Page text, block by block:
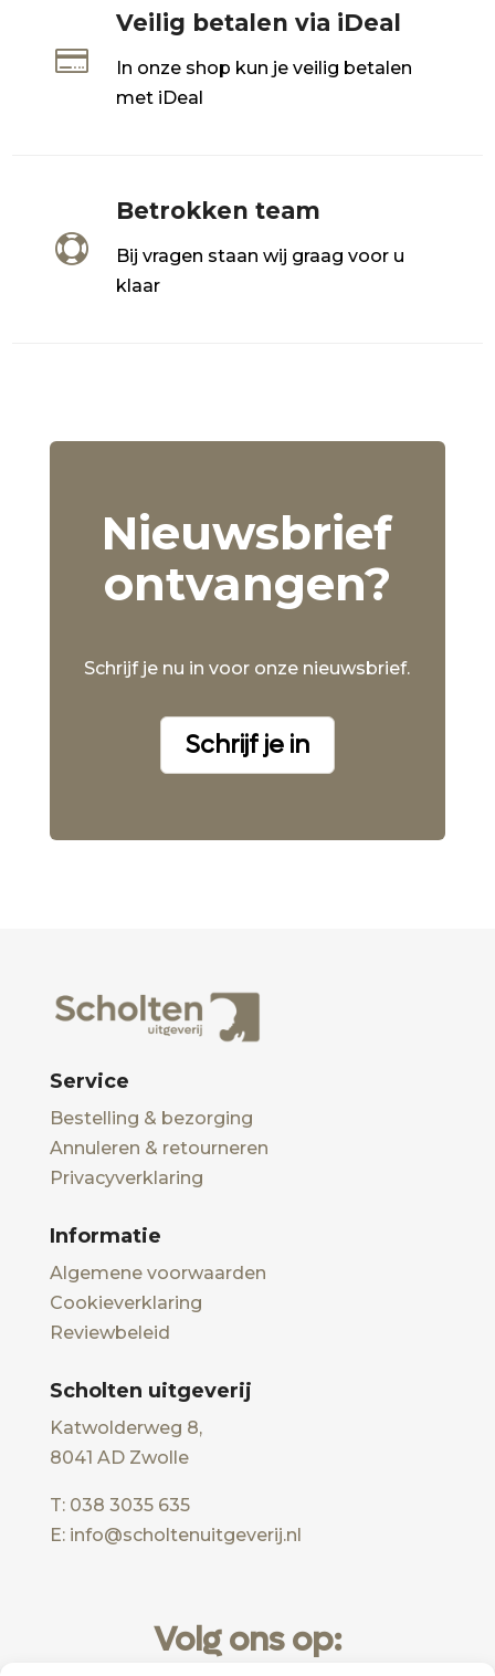

Veilig betalen via iDeal
In onze shop kun je veilig betalen
met iDeal

Betrokken team
Bij vragen staan wij graag voor u
klaar
Nieuwsbrief
ontvangen?
Schrijf je nu in voor onze nieuwsbrief.
Schrijf je in
Service
Bestelling & bezorging
Annuleren & retourneren
Privacyverklaring
Informatie
Algemene voorwaarden
Cookieverklaring
Reviewbeleid
Scholten uitgeverij
Katwolderweg 8,
8041 AD Zwolle
T: 038 3035 635
E: info@scholtenuitgeverij.nl
Volg ons op: